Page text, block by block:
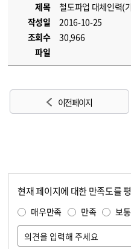
제목
철도파업 대체인력(
작성일
2016-10-25
조회수
30,966
파일
이전 페이지
현재 페이지에 대한 만족도를
매우만족 만족 보통